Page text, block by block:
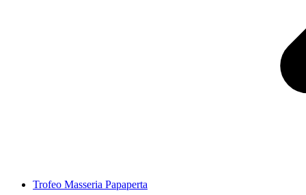
Trofeo Masseria Papaperta